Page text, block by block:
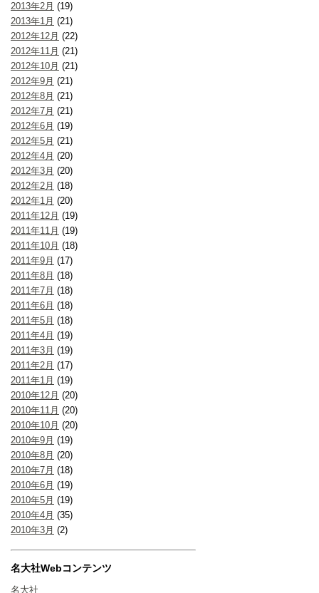
2013年2月 (19)
2013年1月 (21)
2012年12月 (22)
2012年11月 (21)
2012年10月 (21)
2012年9月 (21)
2012年8月 (21)
2012年7月 (21)
2012年6月 (19)
2012年5月 (21)
2012年4月 (20)
2012年3月 (20)
2012年2月 (18)
2012年1月 (20)
2011年12月 (19)
2011年11月 (19)
2011年10月 (18)
2011年9月 (17)
2011年8月 (18)
2011年7月 (18)
2011年6月 (18)
2011年5月 (18)
2011年4月 (19)
2011年3月 (19)
2011年2月 (17)
2011年1月 (19)
2010年12月 (20)
2010年11月 (20)
2010年10月 (20)
2010年9月 (19)
2010年8月 (20)
2010年7月 (18)
2010年6月 (19)
2010年5月 (19)
2010年4月 (35)
2010年3月 (2)
名大社Webコンテンツ
名大社